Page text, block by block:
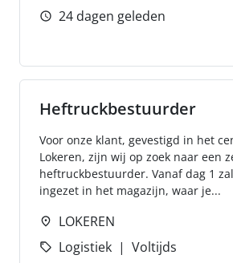
24 dagen geleden
Heftruckbestuurder
Voor onze klant, gevestigd in het
Lokeren, zijn wij op zoek naar een
heftruckbestuurder. Vanaf dag 1
ingezet in het magazijn, waar je...
LOKEREN
Logistiek
Voltijds